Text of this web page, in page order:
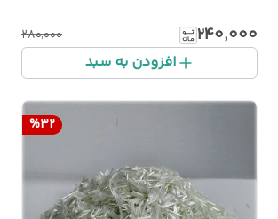
۲۴۰٬۰۰۰ ۲۸۰٬۰۰۰
افزودن به سبد
%32